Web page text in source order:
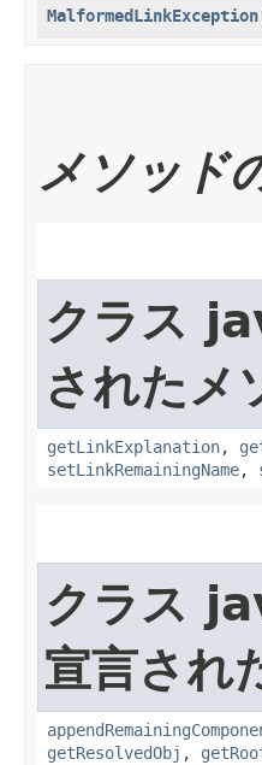
MalformedLinkException
メソッド
クラス
されたメ
getLinkExplanation,
setLinkRemainingName,
クラス
宣言され
getResolvedObj ,